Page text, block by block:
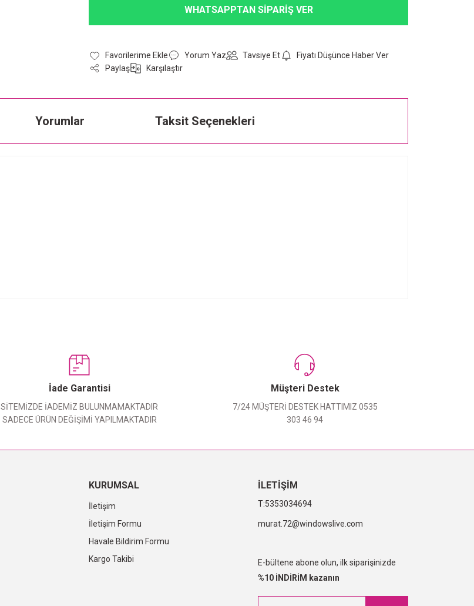
WHATSAPPTAN SİPARİŞ VER
Yorum Yaz Tavsiye Et
Fiyatı Düşünce Haber Ver
Paylaş
Karşılaştır
Yorumlar Taksit Seçenekleri
Yorum Yaz
İade Garantisi
SİTEMİZDE İADEMİZ BULUNMAMAKTADIR
SADECE ÜRÜN DEĞİŞİMİ YAPILMAKTADIR
Müşteri Destek
7/24 MÜŞTERİ DESTEK HATTIMIZ 0535
303 46 94
KURUMSAL
İletişim
İletişim Formu
Havale Bildirim Formu
Kargo Takibi
İLETİŞİM
5353034694
murat.72@windowslive.com
E-bültene abone olun, ilk siparişinizde
%10 İNDİRİM kazanın